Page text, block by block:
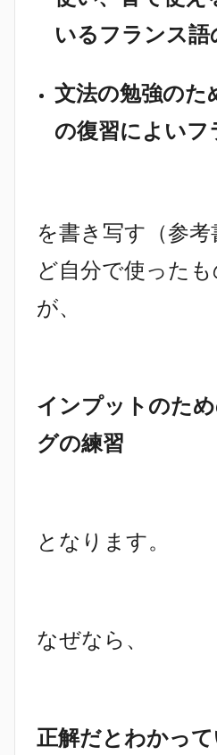
いるフランス語
文法の勉強のた
の復習によいフ
を書き写す（参
ど自分で使った
が、
インプットのた
グの練習
となります。
なぜなら、
正解だとわかっ